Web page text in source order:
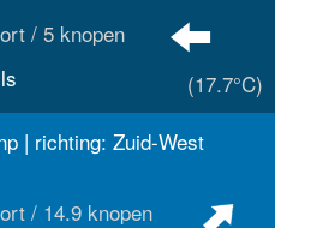
/ 5 knopen
(17.7°C)
| richting: Zuid-West
/ 14.9 knopen